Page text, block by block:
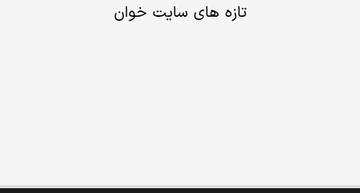
تازه های سایت خوان